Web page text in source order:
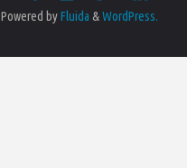
Powered byFluida &WordPress.